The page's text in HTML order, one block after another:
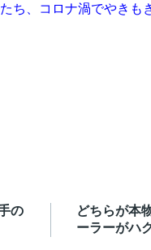
ち、コロナ渦でやきも
の
どちらが本
ーラーがハ